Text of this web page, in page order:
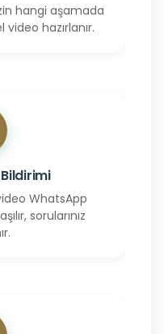
hangi aşamada
hazırlanır.
WhatsApp
sorularınız